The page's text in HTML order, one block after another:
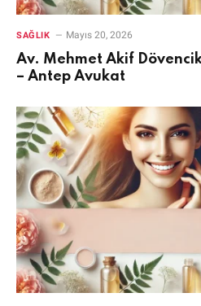
SAĞLIK Mayıs 20, 2026
Av. Mehmet Akif
– Antep Avukat